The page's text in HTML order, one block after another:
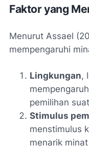
Faktor yang
Menurut Assael
mempengaruhi
Lingkungan,
pemilihan
Stimulus
menstimulus
menarik